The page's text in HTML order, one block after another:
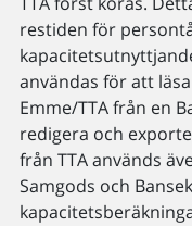
restiden för
användas för att
Emme/TTA från en
redigera och
från TTA används
Samgods och